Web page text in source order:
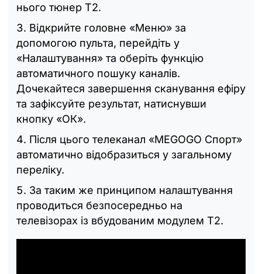
нього тюнер Т2.
Відкрийте головне «Меню» за
допомогою пульта, перейдіть у
«Налаштування» та оберіть функцію
автоматичного пошуку каналів.
Дочекайтеся завершення сканування ефіру
та зафіксуйте результат, натиснувши
кнопку «ОК».
Після цього телеканал «MEGOGO Спорт»
автоматично відобразиться у загальному
переліку.
За таким же принципом налаштування
проводиться безпосередньо на
телевізорах із вбудованим модулем Т2.